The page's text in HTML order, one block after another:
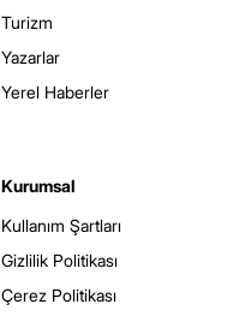
Turizm
Yazarlar
Yerel Haberler
Kurumsal
Kullanım Şartları
Gizlilik Politikası
Çerez Politikası